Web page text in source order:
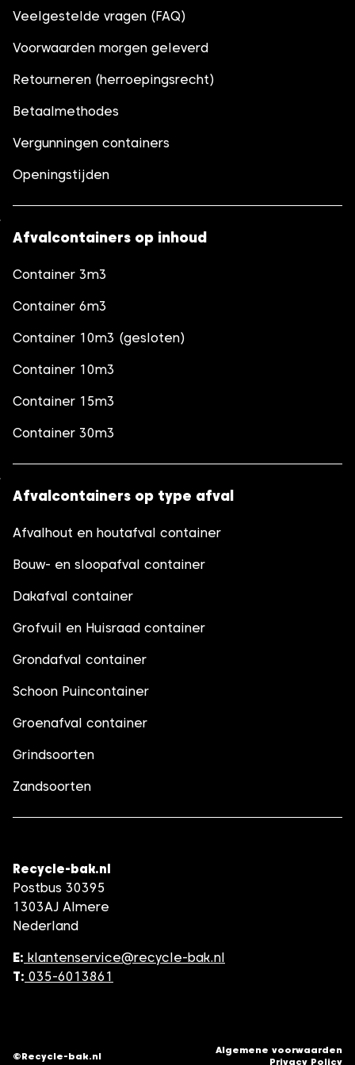
Veelgestelde vragen (FAQ)
Voorwaarden morgen geleverd
Retourneren (herroepingsrecht)
Betaalmethodes
Vergunningen containers
Openingstijden
Afvalcontainers op inhoud
Container 3m3
Container 6m3
Container 10m3 (gesloten)
Container 10m3
Container 15m3
Container 30m3
Afvalcontainers op type afval
Afvalhout en houtafval container
Bouw- en sloopafval container
Dakafval container
Grofvuil en Huisraad container
Grondafval container
Schoon Puincontainer
Groenafval container
Grindsoorten
Zandsoorten
Recycle-bak.nl
Postbus 30395
1303AJ Almere
Nederland
E: klantenservice@recycle-bak.nl
T: 035-6013861
©Recycle-bak.nl
Algemene voorwaarden
Privacy Policy